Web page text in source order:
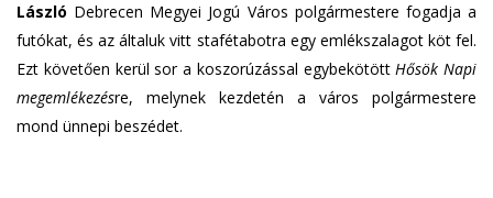
László Debrecen Megyei Jogú Város polgármestere fogadja a
futókat, és az általuk vitt stafétabotra egy emlékszalagot köt fel.
Ezt követően kerül sor a koszorúzással egybekötöttHősök Napi
megemlékezésre, melynek kezdetén a város polgármestere
mond ünnepi beszédet.